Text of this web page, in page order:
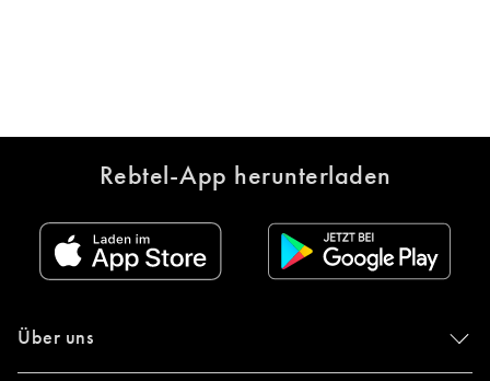
Rebtel-App herunterladen
Über uns